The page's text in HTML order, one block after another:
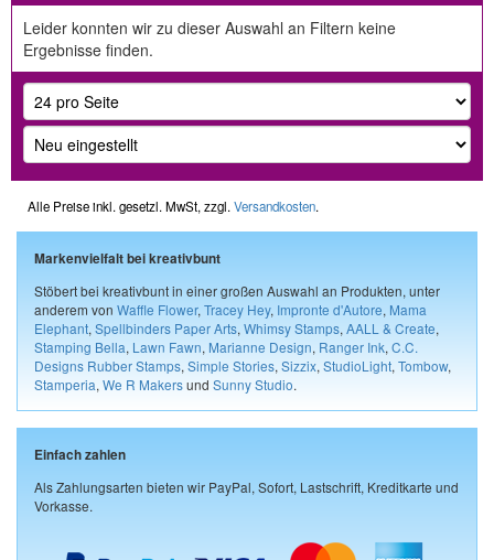
Leider konnten wir zu dieser Auswahl an Filtern keine
Ergebnisse finden.
Alle Preise inkl. gesetzl. MwSt, zzgl. Versandkosten.
Markenvielfalt bei kreativbunt
Stöbert bei kreativbunt in einer großen Auswahl an Produkten, unter
anderem von Waffle Flower, Tracey Hey, Impronte d'Autore, Mama
Elephant, Spellbinders Paper Arts, Whimsy Stamps, AALL & Create,
Stamping Bella, Lawn Fawn, Marianne Design, Ranger Ink, C.C.
Designs Rubber Stamps, Simple Stories, Sizzix, StudioLight, Tombow,
Stamperia, We R Makersund Sunny Studio.
Einfach zahlen
Als Zahlungsarten bieten wir PayPal, Sofort, Lastschrift, Kreditkarte und
Vorkasse.